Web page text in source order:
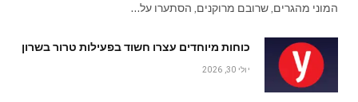
המוני מהגרים, שרובם מרוקנים, הסתערו על…
כוחות מיוחדים עצרו חשוד בפעילות טרור בשרון
יולי 30, 2026